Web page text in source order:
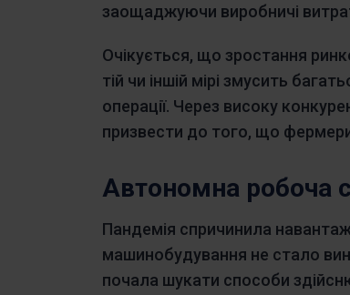
заощаджуючи виробничі
Очікується, що зростання
тій чи іншій мірі змусить
операції. Через високу
призвести до того, що фермери
Автономна робоча
Пандемія спричинила
машинобудування не стало
почала шукати способи